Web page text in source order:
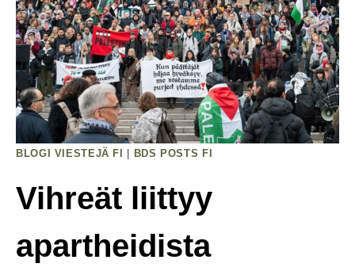
Katso,
Mitä
Olemme
Saavuttaneet
Yhdessä
BLOGI VIESTEJÄ FI BDS POSTS FI
Vihreät liittyy
apartheidista